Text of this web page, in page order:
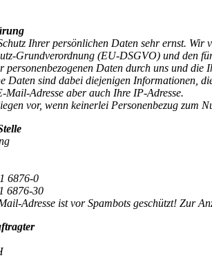
Ihrer persönlichen Daten sehr ernst.
Grundverordnung (EU-DSGVO) und den
personenbezogenen Daten durch uns und die
Daten sind dabei diejenigen Informationen,
Mail-Adresse aber auch Ihre IP-Adresse.
vor, wenn keinerlei Personenbezug zum
6876-0
6876-30
Adresse ist vor Spambots geschützt! Zur